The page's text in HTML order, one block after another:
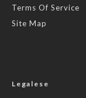
Terms Of Service
Site Map
Legalese